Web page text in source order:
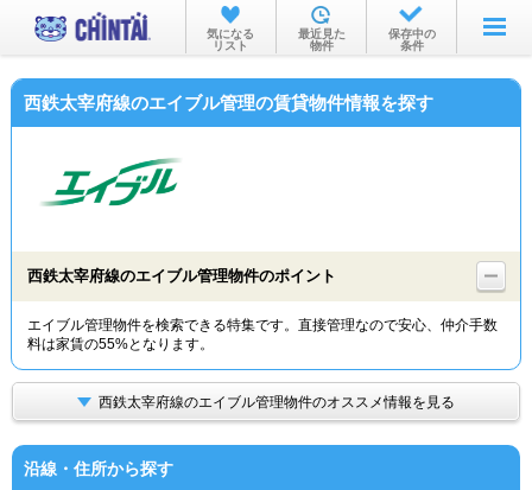
お部屋を探す
沿線・駅から
物件特集から
気になる
リスト
最近見た
物件
保存中の
条件
西鉄太宰府線のエイブル管理の賃貸物件情報を探す
西鉄太宰府線のエイブル管理物件のポイント
エイブル管理物件を検索できる特集です。直接管理なので安心、仲介手数
料は家賃の55%となります。
西鉄太宰府線のエイブル管理物件のオススメ情報を見る
沿線・住所から探す